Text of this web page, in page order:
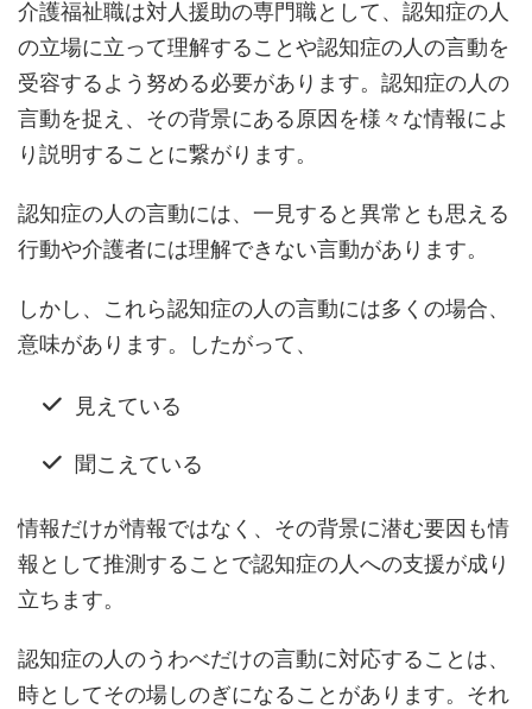
介護福祉職は対人援助の専門職として、認知症の人
の立場に立って理解することや認知症の人の言動を
受容するよう努める必要があります。認知症の人の
言動を捉え、その背景にある原因を様々な情報によ
り説明することに繋がります。
認知症の人の言動には、一見すると異常とも思える
行動や介護者には理解できない言動があります。
しかし、これら認知症の人の言動には多くの場合、
意味があります。したがって、
見えている
聞こえている
情報だけが情報ではなく、その背景に潜む要因も情
報として推測することで認知症の人への支援が成り
立ちます。
認知症の人のうわべだけの言動に対応することは、
時としてその場しのぎになることがあります。それ